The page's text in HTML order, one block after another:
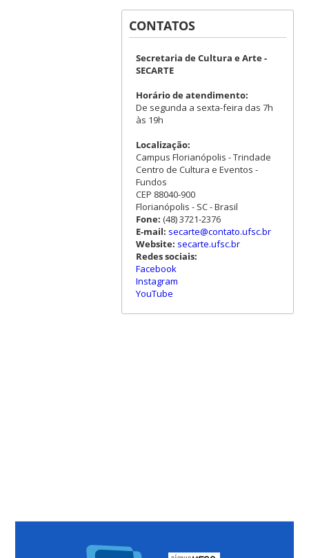
CONTATOS
Secretaria de Cultura e Arte -
SECARTE
Horário de atendimento:
De segunda a sexta-feira das 7h
às 19h
Localização:
Campus Florianópolis - Trindade
Centro de Cultura e Eventos -
Fundos
CEP 88040-900
Florianópolis - SC - Brasil
Fone: (48) 3721-2376
E-mail: secarte@contato.ufsc.br
Website: secarte.ufsc.br
Redes sociais:
Facebook
Instagram
YouTube